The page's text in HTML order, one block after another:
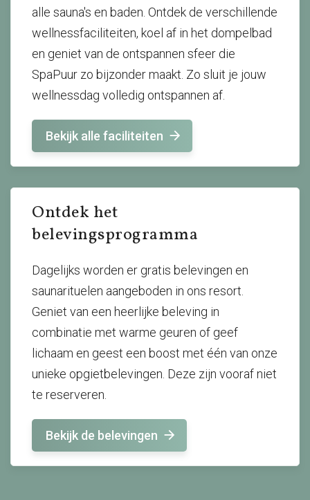
alle sauna's en baden. Ontdek de verschillende
wellnessfaciliteiten, koel af in het dompelbad
en geniet van de ontspannen sfeer die
SpaPuur zo bijzonder maakt. Zo sluit je jouw
wellnessdag volledig ontspannen af.
Bekijk alle faciliteiten
Ontdek het
belevingsprogramma
Dagelijks worden er gratis belevingen en
saunarituelen aangeboden in ons resort.
Geniet van een heerlijke beleving in
combinatie met warme geuren of geef
lichaam en geest een boost met één van onze
unieke opgietbelevingen. Deze zijn vooraf niet
te reserveren.
Bekijk de belevingen